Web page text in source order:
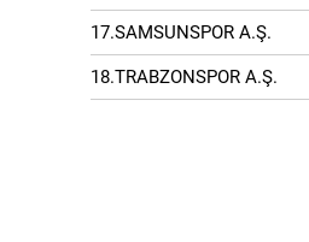
17.SAMSUNSPOR A.Ş.
18.TRABZONSPOR A.Ş.